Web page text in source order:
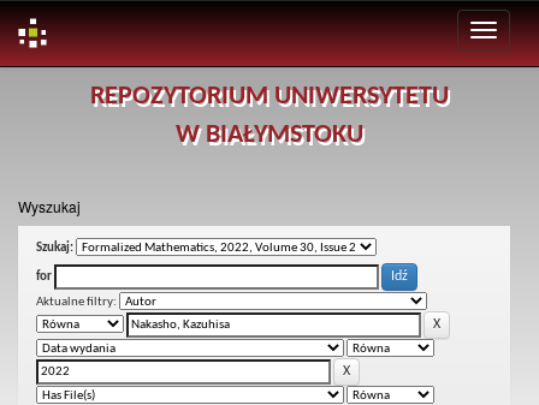
REPOZYTORIUM UNIWERSYTETU
W BIAŁYMSTOKU
Wyszukaj
Szukaj:
for
Aktualne filtry: